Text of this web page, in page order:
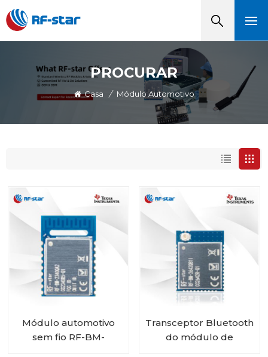
PROCURAR
Casa / Módulo Automotivo
Módulo automotivo
sem fio RF-BM-
Transceptor Bluetooth
do módulo de